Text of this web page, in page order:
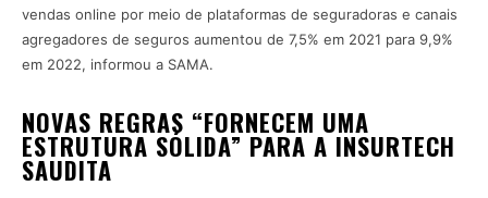
vendas online por meio de plataformas de seguradoras e canais
agregadores de seguros aumentou de 7,5% em 2021 para 9,9%
em 2022, informou a SAMA.
NOVAS REGRAS “FORNECEM UMA
ESTRUTURA SÓLIDA” PARA A INSURTECH
SAUDITA